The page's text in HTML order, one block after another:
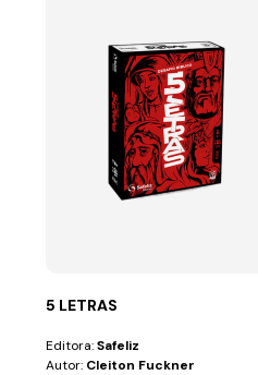
5 LETRAS
Editora:Safeliz
Autor: Cleiton Fuckner